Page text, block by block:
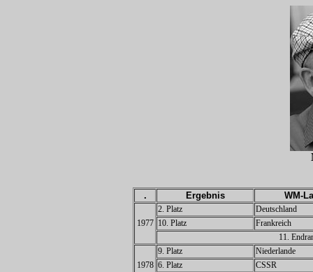
. Ergebnis WM-
1977
2. Platz
Deutschland
10. Platz
Frankreich
11.
1978
9. Platz
Niederlande
6. Platz
CSSR